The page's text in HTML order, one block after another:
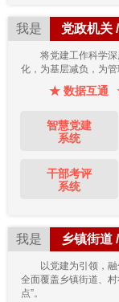
我是 党政机关
将党建工作科学
化，为基层减负，为
★ 数据互通
智慧党建
系统
干部考评
系统
我是 乡镇街道
以党建为引领，
全面覆盖乡镇街道、村
点”。